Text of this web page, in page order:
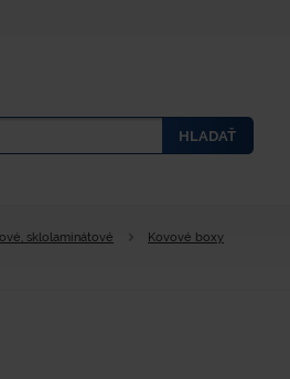
HLADAŤ
sklolaminátové
Kovové boxy